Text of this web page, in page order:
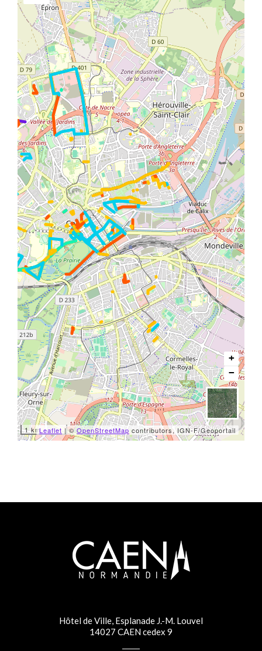
1 km
+
−
Leaflet | ©OpenStreetMap contributors, IGN-F/Geoportail
Hôtel de Ville, Esplanade J.-M. Louvel
14027 CAEN cedex 9